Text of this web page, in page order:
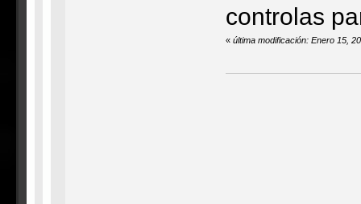
controlas
«última modificación: Enero 15,